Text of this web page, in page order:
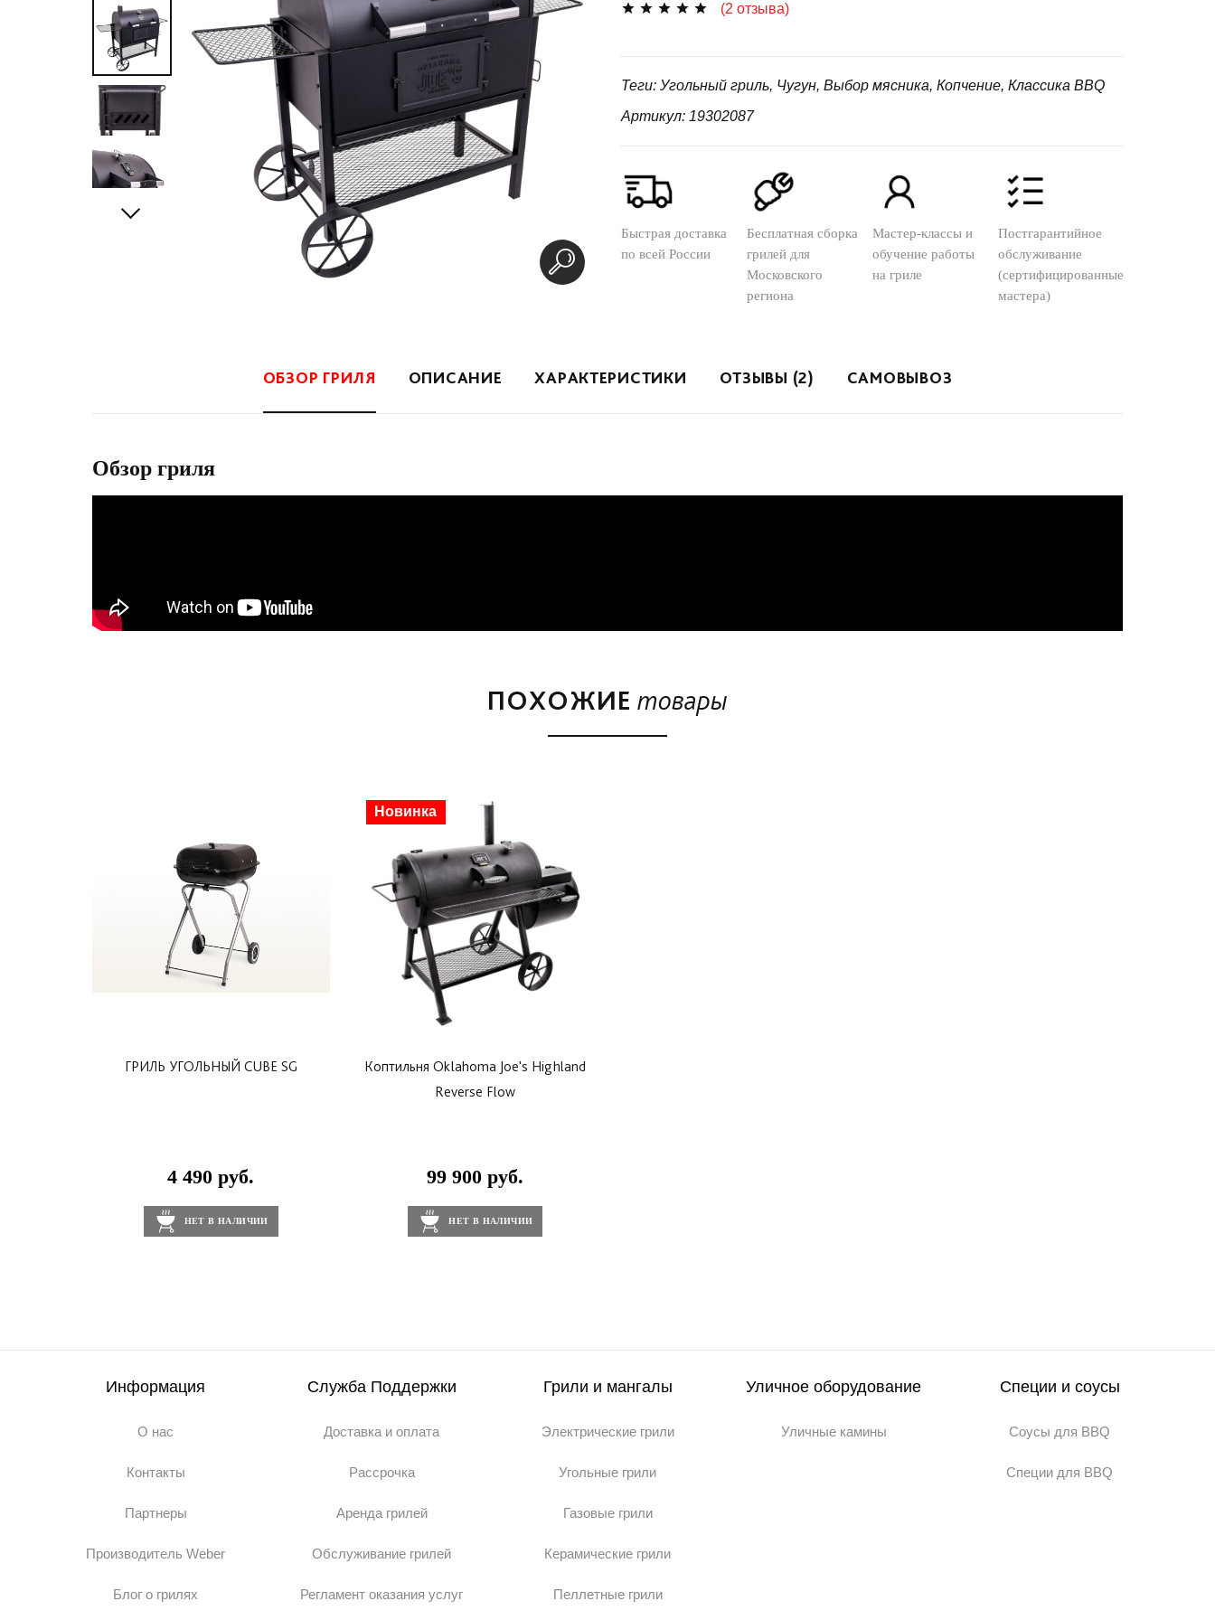
(2 отзыва)
Теги: Угольный гриль, Чугун, Выбор мясника, Копчение, Классика BBQ
Артикул: 19302087
Быстрая доставка
по всей России
Бесплатная сборка
грилей для
Московского
региона
Мастер-классы и
обучение работы
на гриле
Постгарантийное
обслуживание
(сертифицированные
мастера)
ОБЗОР ГРИЛЯ ОПИСАНИЕ ХАРАКТЕРИСТИКИ ОТЗЫВЫ (2) САМОВЫВОЗ
Обзор гриля
ПОХОЖИЕ товары
ГРИЛЬ УГОЛЬНЫЙ CUBE SG
4 490 руб.
НЕТ В НАЛИЧИИ
Новинка
Коптильня Oklahoma Joe's Highland
Reverse Flow
99 900 руб.
НЕТ В НАЛИЧИИ
Информация
О нас
Контакты
Партнеры
Производитель Weber
Блог о грилях
Служба Поддержки
Доставка и оплата
Рассрочка
Аренда грилей
Обслуживание грилей
Регламент оказания услуг
Грили и мангалы
Электрические грили
Угольные грили
Газовые грили
Керамические грили
Пеллетные грили
Уличное оборудование
Уличные камины
Специи и соусы
Соусы для BBQ
Специи для BBQ